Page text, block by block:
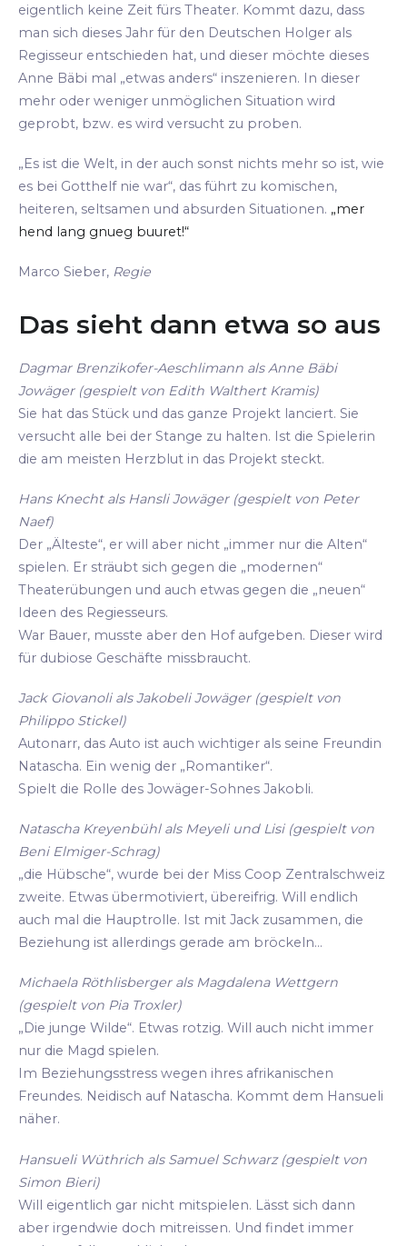
eigentlich keine Zeit fürs Theater. Kommt dazu, dass
man sich dieses Jahr für den Deutschen Holger als
Regisseur entschieden hat, und dieser möchte dieses
Anne Bäbi mal „etwas anders“ inszenieren. In dieser
mehr oder weniger unmöglichen Situation wird
geprobt, bzw. es wird versucht zu proben.
„Es ist die Welt, in der auch sonst nichts mehr so ist, wie
es bei Gotthelf nie war“, das führt zu komischen,
heiteren, seltsamen und absurden Situationen. „mer
hend lang gnueg buuret!“
Marco Sieber, Regie
Das sieht dann etwa so aus
Dagmar Brenzikofer-Aeschlimann als Anne Bäbi
Jowäger (gespielt von Edith Walthert Kramis)
Sie hat das Stück und das ganze Projekt lanciert. Sie
versucht alle bei der Stange zu halten. Ist die Spielerin
die am meisten Herzblut in das Projekt steckt.
Hans Knecht als Hansli Jowäger (gespielt von Peter
Naef)
Der „Älteste“, er will aber nicht „immer nur die Alten“
spielen. Er sträubt sich gegen die „modernen“
Theaterübungen und auch etwas gegen die „neuen“
Ideen des Regiesseurs.
War Bauer, musste aber den Hof aufgeben. Dieser wird
für dubiose Geschäfte missbraucht.
Jack Giovanoli als Jakobeli Jowäger (gespielt von
Philippo Stickel)
Autonarr, das Auto ist auch wichtiger als seine Freundin
Natascha. Ein wenig der „Romantiker“.
Spielt die Rolle des Jowäger-Sohnes Jakobli.
Natascha Kreyenbühl als Meyeli und Lisi (gespielt von
Beni Elmiger-Schrag)
„die Hübsche“, wurde bei der Miss Coop Zentralschweiz
zweite. Etwas übermotiviert, übereifrig. Will endlich
auch mal die Hauptrolle. Ist mit Jack zusammen, die
Beziehung ist allerdings gerade am bröckeln...
Michaela Röthlisberger als Magdalena Wettgern
(gespielt von Pia Troxler)
„Die junge Wilde“. Etwas rotzig. Will auch nicht immer
nur die Magd spielen.
Im Beziehungsstress wegen ihres afrikanischen
Freundes. Neidisch auf Natascha. Kommt dem Hansueli
näher.
Hansueli Wüthrich als Samuel Schwarz (gespielt von
Simon Bieri)
Will eigentlich gar nicht mitspielen. Lässt sich dann
aber irgendwie doch mitreissen. Und findet immer